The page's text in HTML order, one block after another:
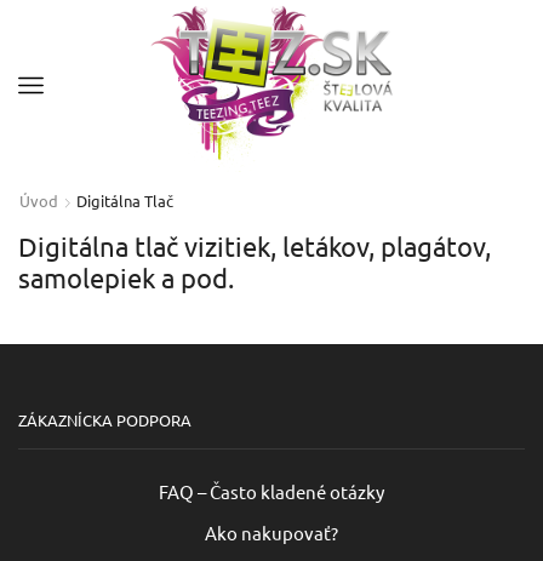
Úvod Digitálna Tlač
Digitálna tlač vizitiek, letákov, plagátov,
samolepiek a pod.
ZÁKAZNÍCKA PODPORA
FAQ – Často kladené otázky
Ako nakupovať?